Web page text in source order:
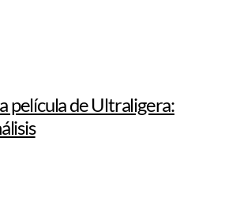
película de Ultraligera: